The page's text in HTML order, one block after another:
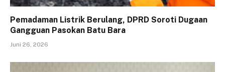
Pemadaman Listrik Berulang, DPRD Soroti Dugaan
Gangguan Pasokan Batu Bara
Juni 26, 2026